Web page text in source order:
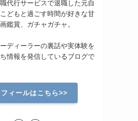
代行サービスで退職した元自
どもと過ごす時間が好きな甘
鑑賞、ガチャガチャ。
ディーラーの裏話や実体験を
情報を発信しているブログで
ィールはこちら>>